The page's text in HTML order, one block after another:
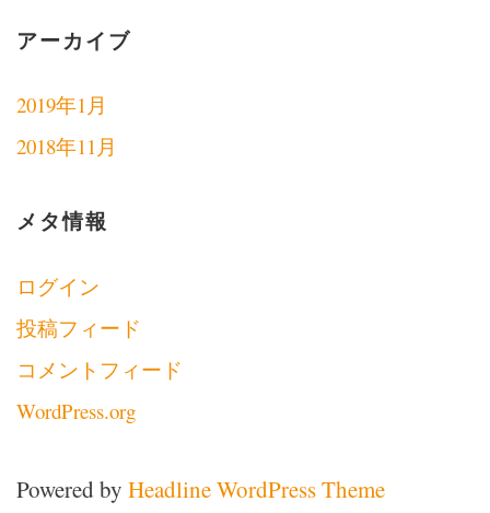
アーカイブ
2019年1月
2018年11月
メタ情報
ログイン
投稿フィード
コメントフィード
WordPress.org
Powered by Headline WordPress Theme